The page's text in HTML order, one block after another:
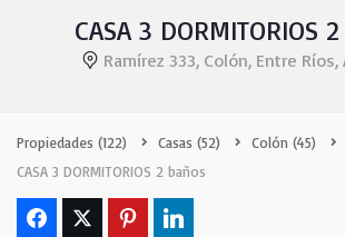
CASA 3 DORMITORIOS
Ramírez 333, Colón, Entre
Propiedades (122) Casas (52) Colón (45)
CASA 3 DORMITORIOS 2 baños